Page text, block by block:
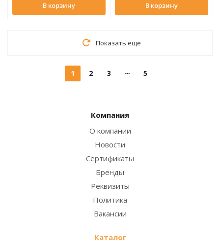
В корзину В корзину
Показать еще
1 2 3 5
Компания
О компании
Новости
Сертификаты
Бренды
Реквизиты
Политика
Вакансии
Каталог